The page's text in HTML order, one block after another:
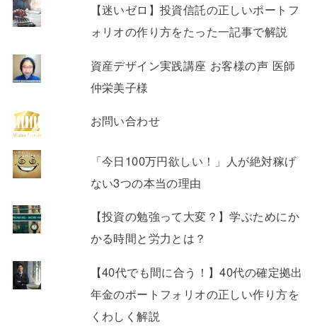
【迷いゼロ】投資信託の正しいポートフ
ォリオの作り方をたった一記事で解説
資産デザイン実践講座 お客様の声 医師
仲栄美子様
お問い合わせ
「今日100万円欲しい！」人が絶対稼げ
ない3つの本当の理由
【投資の勉強って大変？】学ぶためにか
かる時間と労力とは？
【40代でも間に合う！】40代の確定拠出
年金のポートフォリオの正しい作り方を
くわしく解説